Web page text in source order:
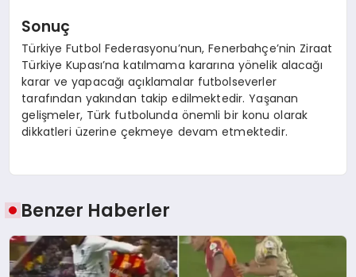
Sonuç
Türkiye Futbol Federasyonu’nun, Fenerbahçe’nin Ziraat
Türkiye Kupası’na katılmama kararına yönelik alacağı
karar ve yapacağı açıklamalar futbolseverler
tarafından yakından takip edilmektedir. Yaşanan
gelişmeler, Türk futbolunda önemli bir konu olarak
dikkatleri üzerine çekmeye devam etmektedir.
Benzer Haberler